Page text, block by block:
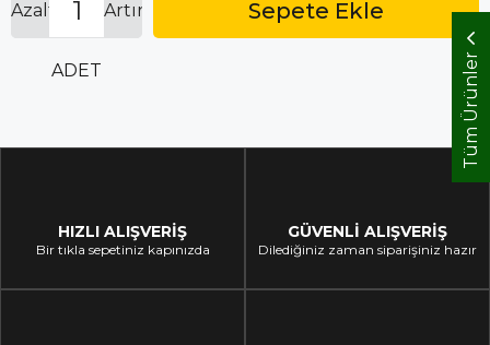
Tüm Ürünler
ADET
Artır
Azalt
HIZLI ALIŞVERİŞ
Bir tıkla sepetiniz kapınızda
GÜVENLİ ALIŞVERİŞ
Dilediğiniz zaman siparişiniz hazır